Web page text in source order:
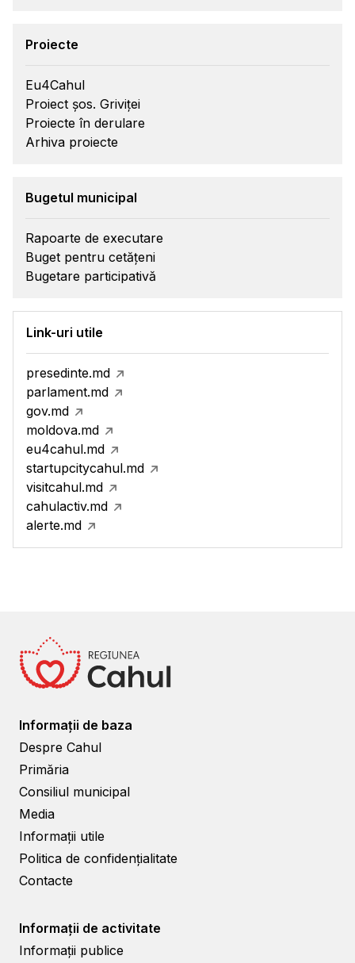
Proiecte
Eu4Cahul
Proiect șos. Griviței
Proiecte în derulare
Arhiva proiecte
Bugetul municipal
Rapoarte de executare
Buget pentru cetățeni
Bugetare participativă
Link-uri utile
presedinte.md
parlament.md
gov.md
moldova.md
eu4cahul.md
startupcitycahul.md
visitcahul.md
cahulactiv.md
alerte.md
Informații de baza
Despre Cahul
Primăria
Consiliul municipal
Media
Informații utile
Politica de confidențialitate
Contacte
Informații de activitate
Informații publice